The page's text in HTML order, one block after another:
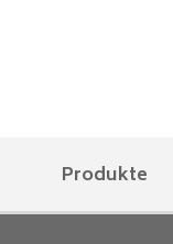
Produkte